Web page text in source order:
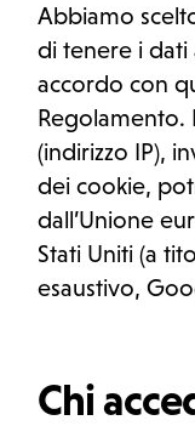
Abbiamo
di tenere i dati
accordo con
Regolamento.
(indirizzo IP),
dei cookie,
dall’Unione
Stati Uniti (a
esaustivo,
Chi